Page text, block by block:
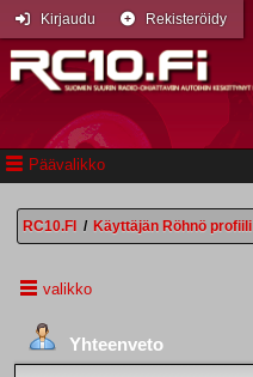
Päävalikko
Kirjaudu Rekisteröidy
RC10.FI / Käyttäjän Röhnö profiili
valikko
Yhteenveto